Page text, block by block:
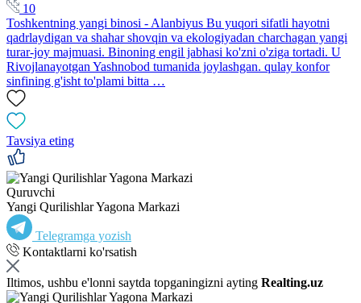
10
Toshkentning yangi binosi - Alanbiyus Bu yuqori sifatli hayotni
qadrlaydigan va shahar shovqin va ekologiyadan charchagan yangi
turar-joy majmuasi. Binoning engil jabhasi ko'zni o'ziga tortadi. U
Rivojlanayotgan Yashnobod tumanida joylashgan. qulay konfor
sinfining g'isht to'plami bitta …
Tavsiya eting
Quruvchi
Yangi Qurilishlar Yagona Markazi
Telegramga yozish
Kontaktlarni ko'rsatish
Iltimos, ushbu e'lonni saytda topganingizni ayting Realting.uz